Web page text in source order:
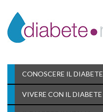
CONOSCERE IL DIABETE
VIVERE CON IL DIABETE